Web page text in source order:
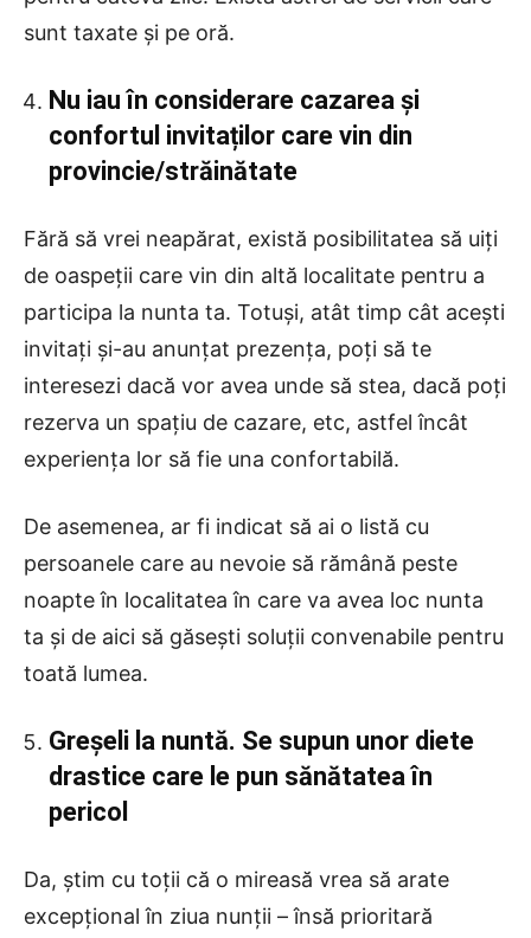
sunt taxate și pe oră.
Nu iau în considerare cazarea și
confortul invitaților care vin din
provincie/străinătate
Fără să vrei neapărat, există posibilitatea să uiți
de oaspeții care vin din altă localitate pentru a
participa la nunta ta. Totuși, atât timp cât acești
invitați și-au anunțat prezența, poți să te
interesezi dacă vor avea unde să stea, dacă poți
rezerva un spațiu de cazare, etc, astfel încât
experiența lor să fie una confortabilă.
De asemenea, ar fi indicat să ai o listă cu
persoanele care au nevoie să rămână peste
noapte în localitatea în care va avea loc nunta
ta și de aici să găsești soluții convenabile pentru
toată lumea.
Greșeli la nuntă. Se supun unor diete
drastice care le pun sănătatea în
pericol
Da, știm cu toții că o mireasă vrea să arate
excepțional în ziua nunții – însă prioritară